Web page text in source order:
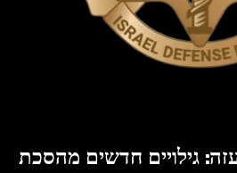
גילויים חדשים מהסכת